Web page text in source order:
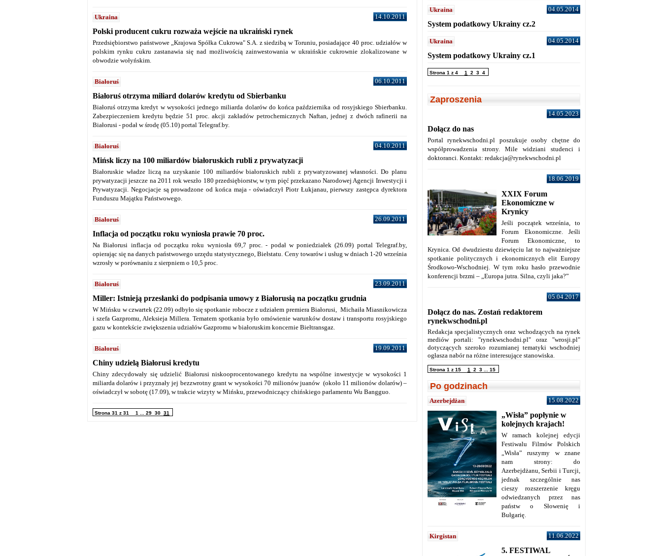
Ukraina 14.10.2011
Polski producent cukru rozważa wejście na ukraiński rynek
Przedsiębiorstwo państwowe „Krajowa Spółka Cukrowa" S.A. z siedzibą w Toruniu, posiadające 40 proc. udziałów w
polskim rynku cukru zastanawia się nad możliwością zainwestowania w ukraińskie cukrownie zlokalizowane w
obwodzie wołyńskim.
Białoruś 06.10.2011
Białoruś otrzyma miliard dolarów kredytu od Sbierbanku
Białoruś otrzyma kredyt w wysokości jednego miliarda dolarów do końca października od rosyjskiego Sbierbanku.
Zabezpieczeniem kredytu będzie 51 proc. akcji zakładów petrochemicznych Naftan, jednej z dwóch rafinerii na
Białorusi - podał w środę (05.10) portal Telegraf.by.
Białoruś 04.10.2011
Mińsk liczy na 100 miliardów białoruskich rubli z prywatyzacji
Białoruskie władze liczą na uzyskanie 100 miliardów białoruskich rubli z prywatyzowanej własności. Do planu
prywatyzacji jeszcze na 2011 rok weszło 180 przedsiębiorstw, w tym pięć przekazano Narodowej Agencji Inwestycji i
Prywatyzacji. Negocjacje są prowadzone od końca maja - oświadczył Piotr Łukjanau, pierwszy zastępca dyrektora
Funduszu Majątku Państwowego.
Białoruś 26.09.2011
Inflacja od początku roku wyniosła prawie 70 proc.
Na Białorusi inflacja od początku roku wyniosła 69,7 proc. - podał w poniedziałek (26.09) portal Telegraf.by,
opierając się na danych państwowego urzędu statystycznego, Biełstatu. Ceny towarów i usług w dniach 1-20 września
wzrosły w porównaniu z sierpniem o 10,5 proc.
Białoruś 23.09.2011
Miller: Istnieją przesłanki do podpisania umowy z Białorusią na początku grudnia
W Mińsku w czwartek (22.09) odbyło się spotkanie robocze z udziałem premiera Białorusi, Michaiła Miasnikowicza
i szefa Gazpromu, Aleksieja Millera. Tematem spotkania było omówienie warunków dostaw i transportu rosyjskiego
gazu w kontekście zwiększenia udziałów Gazpromu w białoruskim koncernie Biełtransgaz.
Białoruś 19.09.2011
Chiny udzielą Białorusi kredytu
Chiny zdecydowały się udzielić Białorusi niskooprocentowanego kredytu na wspólne inwestycje w wysokości 1
miliarda dolarów i przyznały jej bezzwrotny grant w wysokości 70 milionów juanów (około 11 milionów dolarów) –
oświadczył w sobotę (17.09), w trakcie wizyty w Mińsku, przewodniczący chińskiego parlamentu Wu Bangguo.
Strona 31 z 31 1 29 30 31
Ukraina 04.05.2014
System podatkowy Ukrainy cz.2
Ukraina 04.05.2014
System podatkowy Ukrainy cz.1
Strona 1 z 4 1 2 3 4
Zaproszenia
14.05.2023
Dołącz do nas
Portal rynekwschodni.pl poszukuje osoby chętne do
współprowadzenia strony. Mile widziani studenci i
doktoranci. Kontakt: redakcja@rynekwschodni.pl
18.06.2019
XXIX Forum
Ekonomiczne w
Krynicy
Jeśli początek września, to
Forum Ekonomiczne. Jeśli
Forum Ekonomiczne, to
Krynica. Od dwudziestu dziewięciu lat to najważniejsze
spotkanie politycznych i ekonomicznych elit Europy
Środkowo-Wschodniej. W tym roku hasło przewodnie
konferencji brzmi – „Europa jutra. Silna, czyli jaka?”
05.04.2017
Dołącz do nas. Zostań redaktorem
rynekwschodni.pl
Redakcja specjalistycznych oraz wchodzących na rynek
mediów portali: "rynekwschodni.pl" oraz "wrosji.pl"
dotyczących szeroko rozumianej tematyki wschodniej
ogłasza nabór na różne interesujące stanowiska.
Strona 1 z 15 1 2 3 15
Po godzinach
Azerbejdżan 15.08.2022
„Wisła” popłynie w
kolejnych krajach!
W ramach kolejnej edycji
Festiwalu Filmów Polskich
„Wisła” ruszymy w znane
nam strony: do
Azerbejdżanu, Serbii i Turcji,
jednak szczególnie nas
cieszy rozszerzenie kręgu
odwiedzanych przez nas
państw o Słowenię i
Bułgarię.
Kirgistan 11.06.2022
5. FESTIWAL